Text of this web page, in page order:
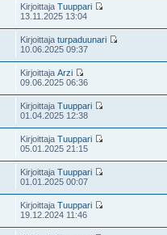
KirjoittajaTuuppari
13.11.2025 13:04
Kirjoittajaturpaduunari
10.06.2025 09:37
KirjoittajaArzi
09.06.2025 06:36
KirjoittajaTuuppari
01.04.2025 12:38
KirjoittajaTuuppari
05.01.2025 21:15
KirjoittajaTuuppari
01.01.2025 00:07
KirjoittajaTuuppari
19.12.2024 11:46